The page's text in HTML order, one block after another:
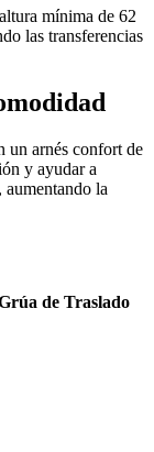
mínima de 62
las transferencias
un arnés confort de
y ayudar a
la
de Traslado